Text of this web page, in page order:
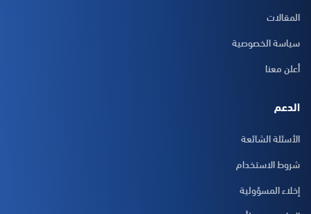
المقالات
سياسة الخصوصية
أعلن معنا
الدعم
الأسئلة الشائعة
شروط الاستخدام
إخلاء المسؤولية